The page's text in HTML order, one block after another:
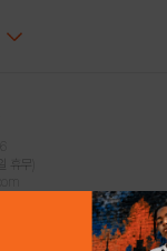
6층 (논현동, 한세엠케이빌딩)
서울강남-04239
휴무)
ALL RIGHTS RESERVED.